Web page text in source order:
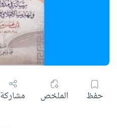
حفظ الملخص مشاركة